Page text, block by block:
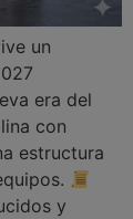
un
era del
con
estructura
y